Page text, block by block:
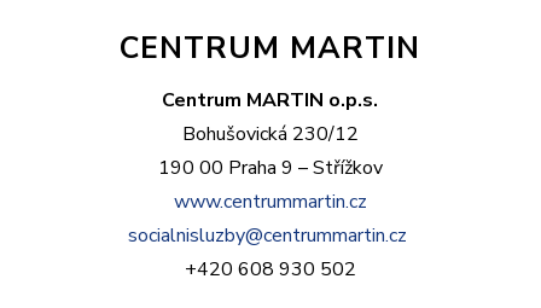
CENTRUM MARTIN
Centrum MARTIN o.p.s.
Bohušovická 230/12
190 00 Praha 9 – Střížkov
www.centrummartin.cz
socialnisluzby@centrummartin.cz
+420 608 930 502